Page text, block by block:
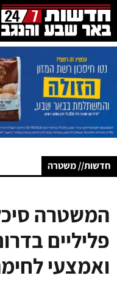
חדשות// משטרה
המשטרה
פליליים
ואמצעי